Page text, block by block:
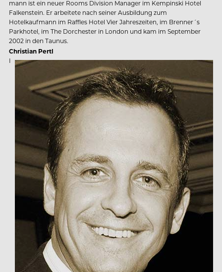
mann ist ein neuer Rooms Division Manager im Kempinski Hotel
Falkenstein. Er arbeitete nach seiner Ausbildung zum
Hotelkaufmann im Raffles Hotel Vier Jahreszeiten, im Brenner´s
Parkhotel, im The Dorchester in London und kam im September
2002 in den Taunus.
Christian Pertl
I